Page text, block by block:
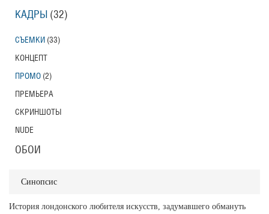
Синопсис
История лондонского любителя искусств, задумавшего обмануть
КАДРЫ (32)
СЪЕМКИ (33)
КОНЦЕПТ
ПРОМО (2)
ПРЕМЬЕРА
СКРИНШОТЫ
NUDE
ОБОИ